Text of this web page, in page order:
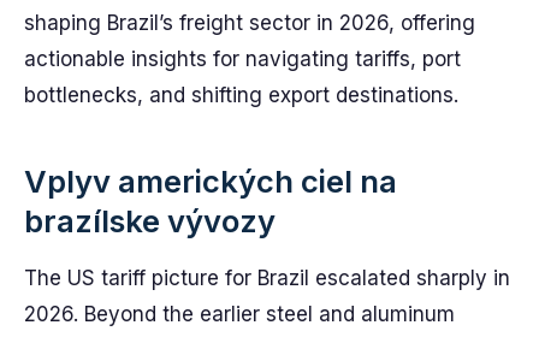
shaping Brazil’s freight sector in 2026, offering
actionable insights for navigating tariffs, port
bottlenecks, and shifting export destinations.
Vplyv amerických ciel na
brazílske vývozy
The US tariff picture for Brazil escalated sharply in
2026. Beyond the earlier steel and aluminum